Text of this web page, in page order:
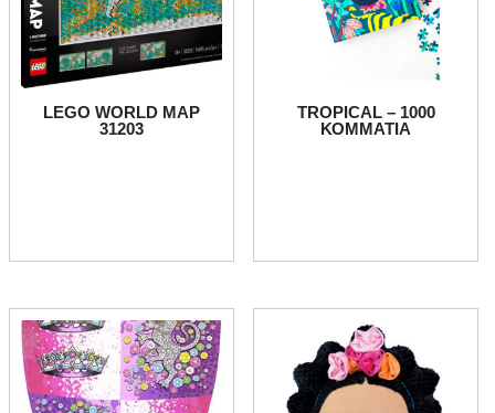
LEGO WORLD MAP
31203
TROPICAL – 1000
ΚΟΜΜΑΤΙΑ